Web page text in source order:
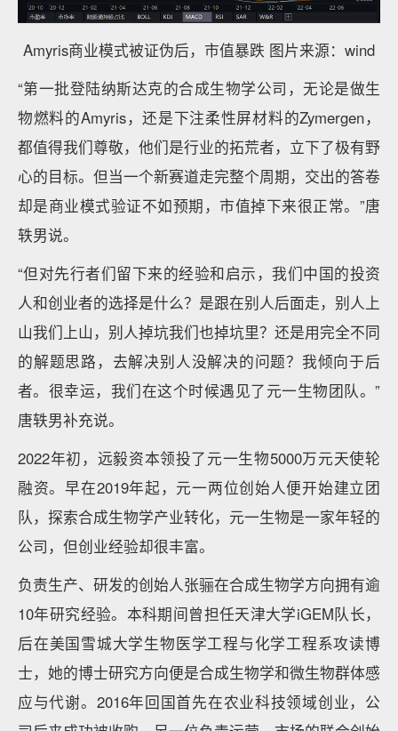
Amyris商业模式被证伪后，市值暴跌 图片来源：wind
“第一批登陆纳斯达克的合成生物学公司，无论是做生
物燃料的Amyris，还是下注柔性屏材料的Zymergen，
都值得我们尊敬，他们是行业的拓荒者，立下了极有野
心的目标。但当一个新赛道走完整个周期，交出的答卷
却是商业模式验证不如预期，市值掉下来很正常。”唐
轶男说。
“但对先行者们留下来的经验和启示，我们中国的投资
人和创业者的选择是什么？是跟在别人后面走，别人上
山我们上山，别人掉坑我们也掉坑里？还是用完全不同
的解题思路，去解决别人没解决的问题？我倾向于后
者。很幸运，我们在这个时候遇见了元一生物团队。”
唐轶男补充说。
2022年初，远毅资本领投了元一生物5000万元天使轮
融资。早在2019年起，元一两位创始人便开始建立团
队，探索合成生物学产业转化，元一生物是一家年轻的
公司，但创业经验却很丰富。
负责生产、研发的创始人张骊在合成生物学方向拥有逾
10年研究经验。本科期间曾担任天津大学iGEM队长，
后在美国雪城大学生物医学工程与化学工程系攻读博
士，她的博士研究方向便是合成生物学和微生物群体感
应与代谢。2016年回国首先在农业科技领域创业，公